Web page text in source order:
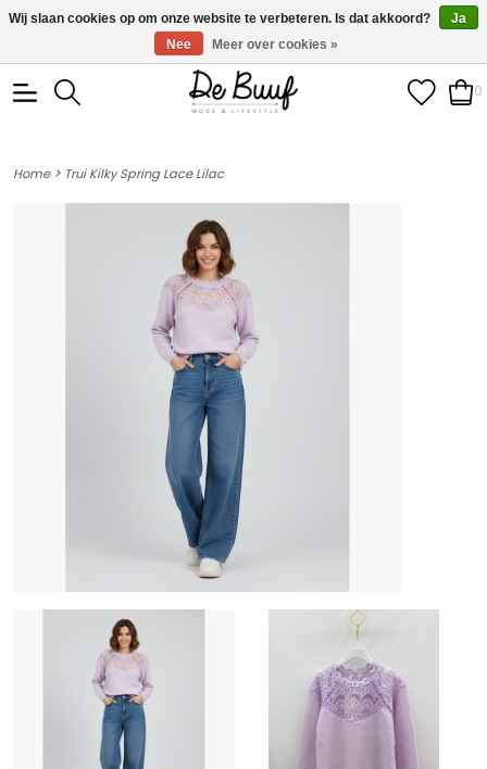
• Wekelijks nieuwe items • Gratis verzending >€100,- •
Verzonden binnen 1-3 werkdagen
0
Home> Trui Kilky Spring Lace Lilac
Wij slaan cookies op om onze website te verbeteren. Is dat akkoord?
Ja
Nee
Meer over cookies »